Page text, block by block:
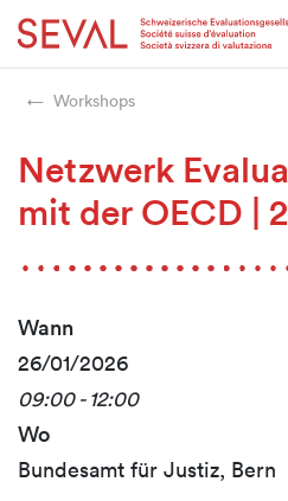
Startseite
Weiter zur Hauptnavigation
Weiter zum Inhalt
Weiter zur Kontaktseite
Weiter zur Sitemap
Weiter zur Suche
Weiter zum Login
Workshops
Netzwerk
mit der OECD |
Wann
26/01/2026
09:00 - 12:00
Wo
Bundesamt für Justiz, Bern